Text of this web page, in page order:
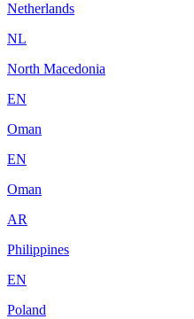
Netherlands
NL
North Macedonia
EN
Oman
EN
Oman
AR
Philippines
EN
Poland